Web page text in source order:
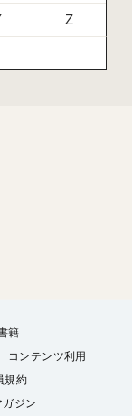
Z
籍
コンテンツ利用
規約
ジン